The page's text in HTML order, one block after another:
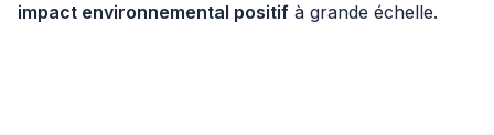
impact environnemental positif à grande échelle.